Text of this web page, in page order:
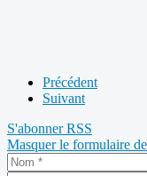
Précédent
Suivant
S'abonnerRSS
Masquer le formulaire